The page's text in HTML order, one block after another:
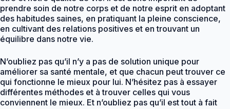
prendre soin de notre corps et de notre esprit en adoptant
des habitudes saines, en pratiquant la pleine conscience,
en cultivant des relations positives et en trouvant un
équilibre dans notre vie.
N’oubliez pas qu’il n’y a pas de solution unique pour
améliorer sa santé mentale, et que chacun peut trouver ce
qui fonctionne le mieux pour lui. N’hésitez pas à essayer
différentes méthodes et à trouver celles qui vous
conviennent le mieux. Et n’oubliez pas qu’il est tout à fait